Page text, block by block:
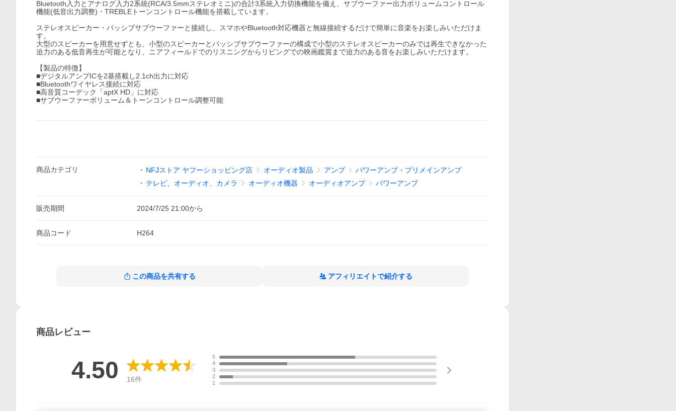
Bluetooth入力とアナログ入力2系統(RCA/3.5mmステレオミニ)の合計3系統入力切換機能を備え、サブウーファー出力ボリュームコントロール
機能(低音出力調整)・TREBLEトーンコントロール機能を搭載しています。
ステレオスピーカー・パッシブサブウーファーと接続し、スマホやBluetooth対応機器と無線接続するだけで簡単に音楽をお楽しみいただけま
す。
大型のスピーカーを用意せずとも、小型のスピーカーとパッシブサブウーファーの構成で小型のステレオスピーカーのみでは再生できなかった
迫力のある低音再生が可能となり、ニアフィールドでのリスニングからリビングでの映画鑑賞まで迫力のある音をお楽しみいただけます。
【製品の特徴】
■デジタルアンプICを2基搭載し2.1ch出力に対応
■Bluetoothワイヤレス接続に対応
■高音質コーデック「aptX HD」に対応
■サブウーファーボリューム＆トーンコントロール調整可能
商品カテゴリ NFJストア ヤフーショッピング店 オーディオ製品 アンプ
パワーアンプ・プリメインアンプ
テレビ、オーディオ、カメラ
オーディオ機器 オーディオアンプ パワーアンプ
販売期間 2024/7/25 21:00から
商品コード H264
この商品を共有する アフィリエイトで紹介する
商品レビュー
4.50 16件
5
4
3
2
1